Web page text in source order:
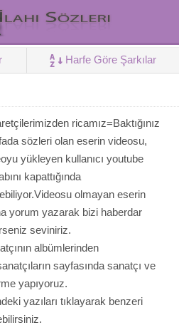
Harfe Göre Şarkılar
ricamız=Baktığınız
sözleri olan eserin videosu,
yükleyen kullanıcı youtube
kapattığında
olmayan eserin
yorum yazarak bizi haberdar
seviniriz.
albümlerinden
sayfasında sanatçı ve
yapıyoruz.
yazıları tıklayarak benzeri